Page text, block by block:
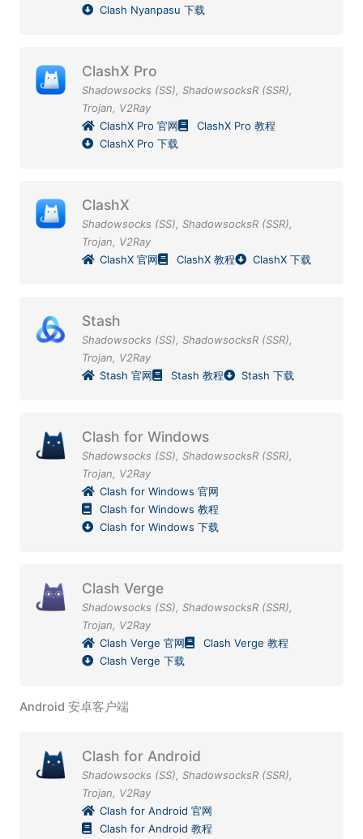
Clash Nyanpasu 下载
ClashX Pro
Shadowsocks (SS), ShadowsocksR (SSR),
Trojan, V2Ray
ClashX Pro 官网
ClashX Pro 教程
ClashX Pro 下载
ClashX
Shadowsocks (SS), ShadowsocksR (SSR),
Trojan, V2Ray
ClashX 官网
ClashX 教程 ClashX 下载
Stash
Shadowsocks (SS), ShadowsocksR (SSR),
Trojan, V2Ray
Stash 官网
Stash 教程 Stash 下载
Clash for Windows
Shadowsocks (SS), ShadowsocksR (SSR),
Trojan, V2Ray
Clash for Windows 官网
Clash for Windows 教程
Clash for Windows 下载
Clash Verge
Shadowsocks (SS), ShadowsocksR (SSR),
Trojan, V2Ray
Clash Verge 官网
Clash Verge 教程
Clash Verge 下载
Android 安卓客户端
Clash for Android
Shadowsocks (SS), ShadowsocksR (SSR),
Trojan, V2Ray
Clash for Android 官网
Clash for Android 教程